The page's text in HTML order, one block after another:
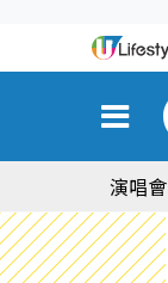
演唱會